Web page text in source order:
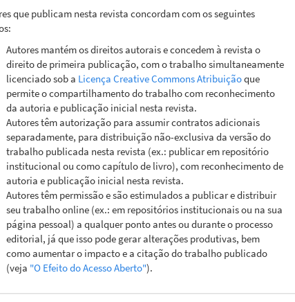
que publicam nesta revista concordam com os seguintes
Autores mantém os direitos autorais e concedem à revista o
direito de primeira publicação, com o trabalho simultaneamente
licenciado sob a Licença Creative Commons Atribuiçãoque
permite o compartilhamento do trabalho com reconhecimento
da autoria e publicação inicial nesta revista.
Autores têm autorização para assumir contratos adicionais
separadamente, para distribuição não-exclusiva da versão do
trabalho publicada nesta revista (ex.: publicar em repositório
institucional ou como capítulo de livro), com reconhecimento de
autoria e publicação inicial nesta revista.
Autores têm permissão e são estimulados a publicar e distribuir
seu trabalho online (ex.: em repositórios institucionais ou na sua
página pessoal) a qualquer ponto antes ou durante o processo
editorial, já que isso pode gerar alterações produtivas, bem
como aumentar o impacto e a citação do trabalho publicado
(veja "O Efeito do Acesso Aberto").